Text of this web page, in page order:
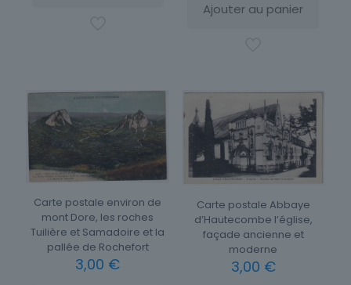
Ajouter au panier
Carte postale environ de
mont Dore, les roches
Tuilière et Samadoire et la
pallée de Rochefort
3,00 €
Carte postale Abbaye
d’Hautecombe l’église,
façade ancienne et
moderne
3,00 €